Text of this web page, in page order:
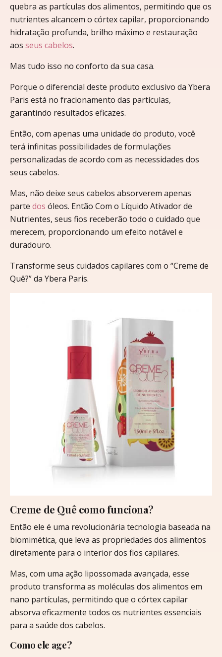
quebra as partículas dos alimentos, permitindo que os
nutrientes alcancem o córtex capilar, proporcionando
hidratação profunda, brilho máximo e restauração
aos seus cabelos.
Mas tudo isso no conforto da sua casa.
Porque o diferencial deste produto exclusivo da Ybera
Paris está no fracionamento das partículas,
garantindo resultados eficazes.
Então, com apenas uma unidade do produto, você
terá infinitas possibilidades de formulações
personalizadas de acordo com as necessidades dos
seus cabelos.
Mas, não deixe seus cabelos absorverem apenas
parte dos óleos. Então Com o Líquido Ativador de
Nutrientes, seus fios receberão todo o cuidado que
merecem, proporcionando um efeito notável e
duradouro.
Transforme seus cuidados capilares com o “Creme de
Quê?” da Ybera Paris.
Creme de Quê como funciona?
Então ele é uma revolucionária tecnologia baseada na
biomimética, que leva as propriedades dos alimentos
diretamente para o interior dos fios capilares.
Mas, com uma ação lipossomada avançada, esse
produto transforma as moléculas dos alimentos em
nano partículas, permitindo que o córtex capilar
absorva eficazmente todos os nutrientes essenciais
para a saúde dos cabelos.
Como ele age?